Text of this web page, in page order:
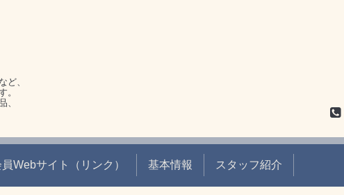
ど、
。
、
Webサイト（リンク） 基本情報 スタッフ紹介